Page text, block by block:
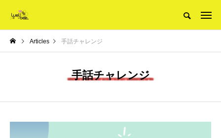
Articles 手話チャレンジ
手話チャレンジ